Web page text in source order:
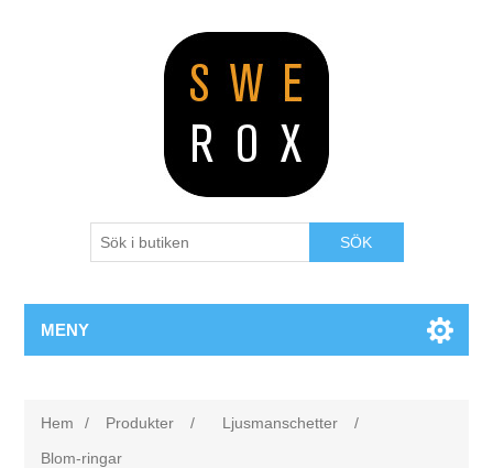
SÖK
MENY
Hem / Produkter / Ljusmanschetter
/
Blom-ringar